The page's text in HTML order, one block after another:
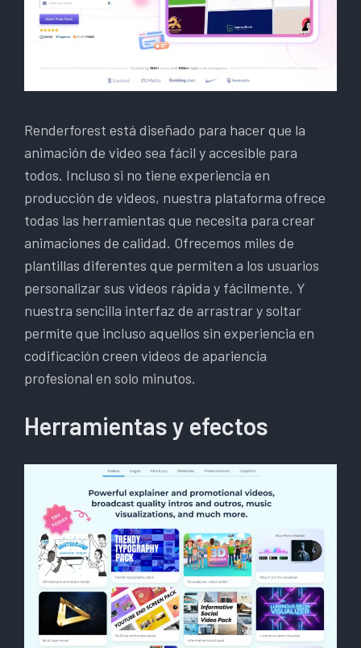
Renderforest está diseñado para hacer que la
animación de video sea fácil y accesible para
todos. Incluso si no tiene experiencia en
producción de videos, nuestra plataforma ofrece
todas las herramientas que necesita para crear
animaciones de calidad. Ofrecemos miles de
plantillas diferentes que permiten a los usuarios
personalizar sus videos rápida y fácilmente. Y
nuestra sencilla interfaz de arrastrar y soltar
permite que incluso aquellos sin experiencia en
codificación creen videos de apariencia
profesional en solo minutos.
Herramientas y efectos